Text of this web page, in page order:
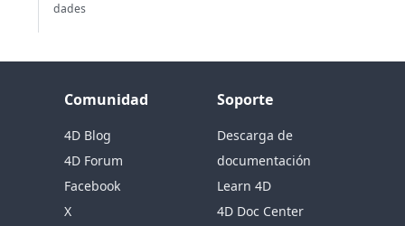
dades
Comunidad
4D Blog
4D Forum
Facebook
X
Soporte
Descarga de
documentación
Learn 4D
4D Doc Center